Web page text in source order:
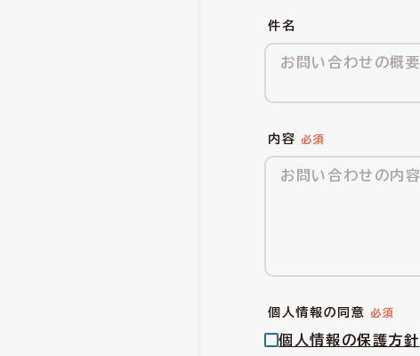
件名
内容
個人情報の同意
個人情報の保護方針